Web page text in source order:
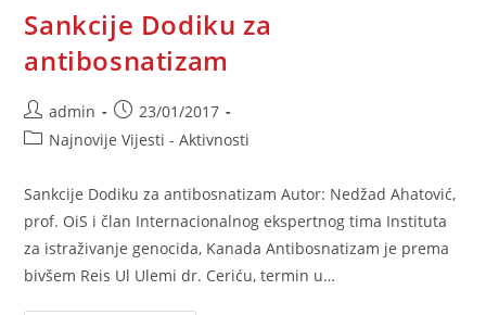
Sankcije Dodiku za
antibosnatizam
Post
author:
admin
Post
published:
23/01/2017
PostNajnovije Vijesti - Aktivnosti
Sankcije Dodiku za antibosnatizam Autor: Nedžad Ahatović,
prof. OiS i član Internacionalnog ekspertnog tima Instituta
za istraživanje genocida, Kanada Antibosnatizam je prema
bivšem Reis Ul Ulemi dr. Ceriću, termin u…